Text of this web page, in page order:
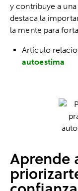
y contribuye a una
destaca la
la mente para
Artículo
autoestima
Aprende